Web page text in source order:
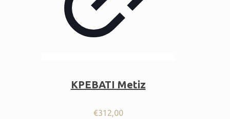
ΚΡΕΒΑΤΙ Metiz
€312,00